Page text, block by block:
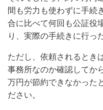
間も労力も使わずに手続
合に比べて何回も公証役
り、実際の手続きに行っ
ただし、依頼されるとき
事務所なのか確認してか
万円が節約できなかった
ださい。